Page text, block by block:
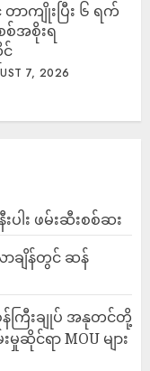
ာကျိုးပြီး ၆ ရက်
စ်အစိုးရ
7, 2026
ပါး ဖမ်းဆီးစစ်ဆး
ချိန်တွင် ဆန်
ကြီးချုပ် အနုတင်တို့
င်ရာ MOU များ